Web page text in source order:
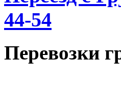
44-54
Перевозки